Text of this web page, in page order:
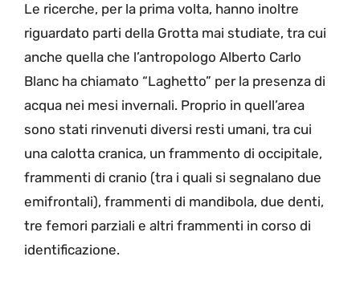
Le ricerche, per la prima volta, hanno inoltre
riguardato parti della Grotta mai studiate, tra cui
anche quella che l’antropologo Alberto Carlo
Blanc ha chiamato “Laghetto” per la presenza di
acqua nei mesi invernali. Proprio in quell’area
sono stati rinvenuti diversi resti umani, tra cui
una calotta cranica, un frammento di occipitale,
frammenti di cranio (tra i quali si segnalano due
emifrontali), frammenti di mandibola, due denti,
tre femori parziali e altri frammenti in corso di
identificazione.